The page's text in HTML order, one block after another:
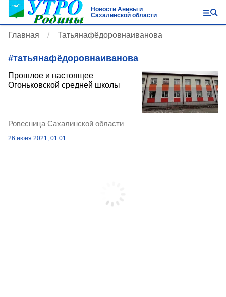
Новости Анивы и
Сахалинской области
Главная Татьянафёдоровнаиванова
#татьянафёдоровнаиванова
Прошлое и настоящее
Огоньковской средней школы
Ровесница Сахалинской области
26 июня 2021, 01:01